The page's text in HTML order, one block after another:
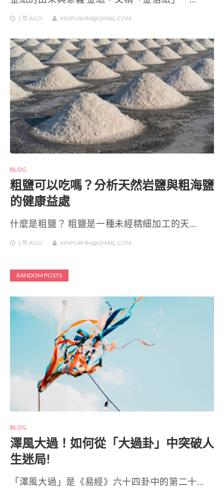
1 年 AGO XINPUAHM@GMAIL.COM
BLOG
粗鹽可以吃嗎？分析天然岩鹽與粗海鹽
的健康益處
什麼是粗鹽？ 粗鹽是一種未經精細加工的天…
1 年 AGO XINPUAHM@GMAIL.COM
RANDOM POSTS
BLOG
澤風大過！如何從「大過卦」中突破人
生迷局!
「澤風大過」是《易經》六十四卦中的第二十…